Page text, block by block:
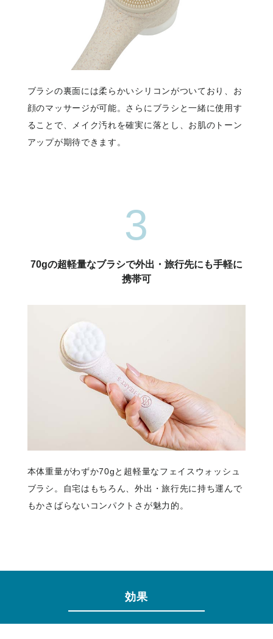
ブラシの裏面には柔らかいシリコンがついており、お
顔のマッサージが可能。さらにブラシと一緒に使用す
ることで、メイク汚れを確実に落とし、お肌のトーン
アップが期待できます。
3
70gの超軽量なブラシで外出・旅行先にも手軽に
携帯可
本体重量がわずか70gと超軽量なフェイスウォッシュ
ブラシ。自宅はもちろん、外出・旅行先に持ち運んで
もかさばらないコンパクトさが魅力的。
効果